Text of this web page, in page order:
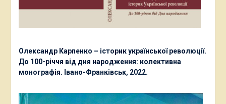
Олександр Карпенко – історик української революції.
До 100-річчя від дня народження: колективна
монографія. Івано-Франківськ, 2022.